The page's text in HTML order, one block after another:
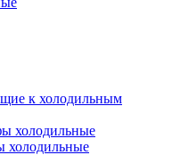
к холодильным
холодильные
холодильные